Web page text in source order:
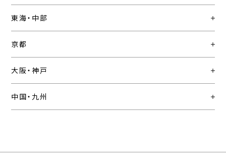
東海・中部
京都
大阪・神戸
中国・九州